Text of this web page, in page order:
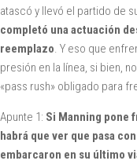
atascó y llevó el partido de
completó una actuación
reemplazo. Y eso que
presión en la línea, si bien,
«pass rush» obligado para
Apunte 1: Si Manning pone
habrá que ver que pasa
embarcaron en su último